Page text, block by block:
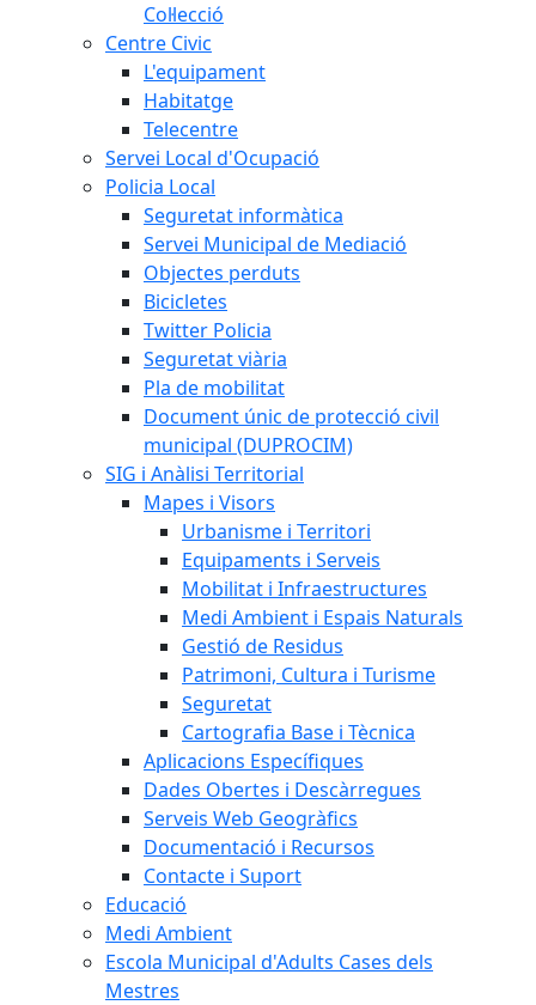
Col·lecció
Centre Civic
L'equipament
Habitatge
Telecentre
Servei Local d'Ocupació
Policia Local
Seguretat informàtica
Servei Municipal de Mediació
Objectes perduts
Bicicletes
Twitter Policia
Seguretat viària
Pla de mobilitat
Document únic de protecció civil
municipal (DUPROCIM)
SIG i Anàlisi Territorial
Mapes i Visors
Urbanisme i Territori
Equipaments i Serveis
Mobilitat i Infraestructures
Medi Ambient i Espais Naturals
Gestió de Residus
Patrimoni, Cultura i Turisme
Seguretat
Cartografia Base i Tècnica
Aplicacions Específiques
Dades Obertes i Descàrregues
Serveis Web Geogràfics
Documentació i Recursos
Contacte i Suport
Educació
Medi Ambient
Escola Municipal d'Adults Cases dels
Mestres